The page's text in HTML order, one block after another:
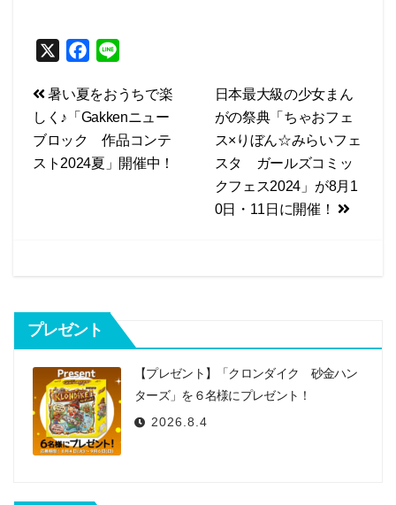
c
e
o
n
e
投
稿
ナ
ョ
ン
日本最大級の少女まん
がの祭典「ちゃおフェ
ス×りぼん☆みらいフェ
スタ ガールズコミッ
クフェス2024」が8月1
0日・11日に開催！
暑い夏をおうちで楽
しく♪「Gakkenニュー
ブロック 作品コンテ
スト2024夏」開催中！
プレゼント
【プレゼント】「クロンダイク 砂金ハン
ターズ」を６名様にプレゼント！
2026.8.4